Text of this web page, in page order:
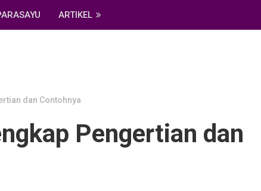
ARTIKEL
dan Contohnya
Pengertian dan